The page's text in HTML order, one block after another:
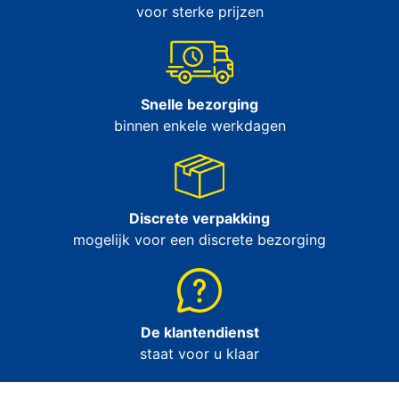
voor sterke prijzen
Snelle bezorging
binnen enkele werkdagen
Discrete verpakking
mogelijk voor een discrete bezorging
De klantendienst
staat voor u klaar